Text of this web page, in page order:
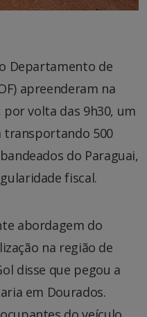
Departamento de
apreenderam na
volta das 9h30, um
transportando 500
do Paraguai,
fiscal.
abordagem do
na região de
disse que pegou a
em Dourados.